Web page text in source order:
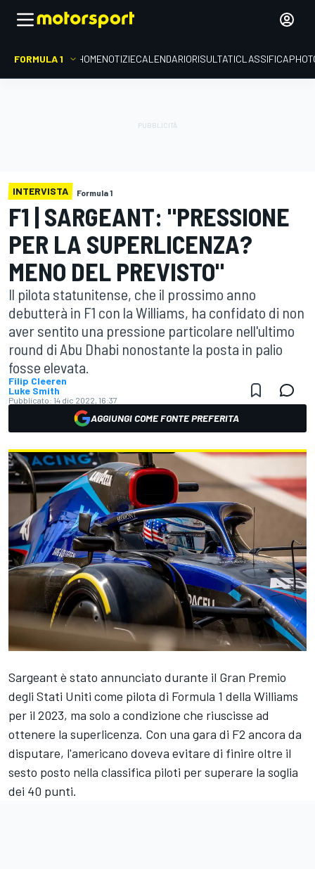
FORMULA 1 HOMENOTIZIECALENDARIORISULTATICLASSIFICA
INTERVISTA Formula 1
F1 | SARGEANT: "PRESSIONE
PER LA SUPERLICENZA?
MENO DEL PREVISTO"
Il pilota statunitense, che il prossimo anno
debutterà in F1 con la Williams, ha confidato di non
aver sentito una pressione particolare nell'ultimo
round di Abu Dhabi nonostante la posta in palio
fosse elevata.
Filip Cleeren
Luke Smith
Pubblicato: 14 dic 2022, 16:37
AGGIUNGI COME FONTE PREFERITA
Sargeant è stato annunciato durante il Gran Premio
degli Stati Uniti come pilota di Formula 1 della Williams
per il 2023, ma solo a condizione che riuscisse ad
ottenere la superlicenza. Con una gara di F2 ancora da
disputare, l'americano doveva evitare di finire oltre il
sesto posto nella classifica piloti per superare la soglia
dei 40 punti.